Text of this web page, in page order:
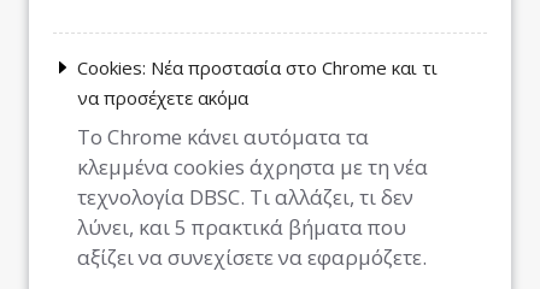
Cookies: Νέα προστασία στο Chrome και τι
να προσέχετε ακόμα
Το Chrome κάνει αυτόματα τα
κλεμμένα cookies άχρηστα με τη νέα
τεχνολογία DBSC. Τι αλλάζει, τι δεν
λύνει, και 5 πρακτικά βήματα που
αξίζει να συνεχίσετε να εφαρμόζετε.